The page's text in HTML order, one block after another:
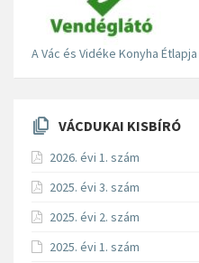
A Vác és Vidéke Konyha Étlapja
VÁCDUKAI KISBÍRÓ
2026. évi 1. szám
2025. évi 3. szám
2025. évi 2. szám
2025. évi 1. szám